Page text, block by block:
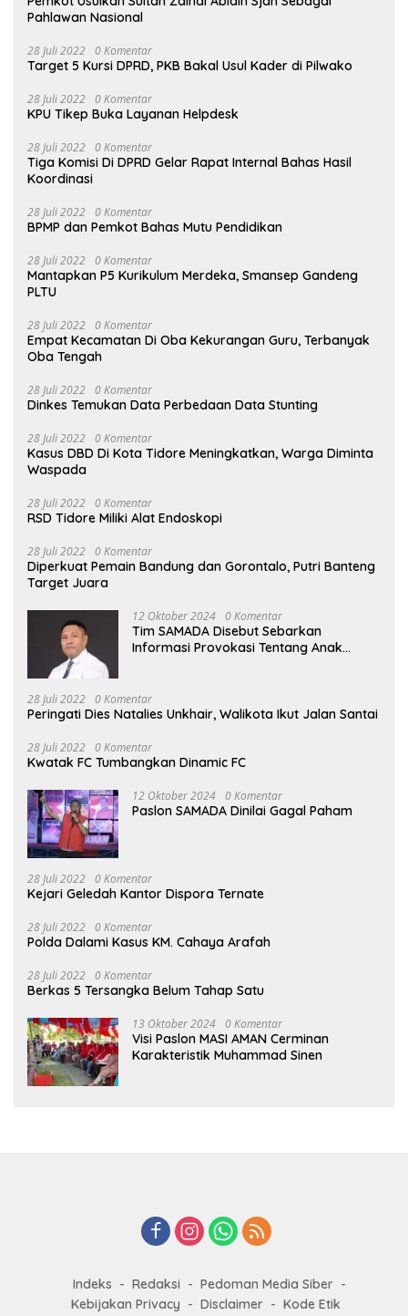
Pahlawan Nasional
28 Juli 2022 0 Komentar
Target 5 Kursi DPRD, PKB Bakal Usul Kader di Pilwako
28 Juli 2022 0 Komentar
KPU Tikep Buka Layanan Helpdesk
28 Juli 2022 0 Komentar
Tiga Komisi Di DPRD Gelar Rapat Internal Bahas Hasil
Koordinasi
28 Juli 2022 0 Komentar
BPMP dan Pemkot Bahas Mutu Pendidikan
28 Juli 2022 0 Komentar
Mantapkan P5 Kurikulum Merdeka, Smansep Gandeng
PLTU
28 Juli 2022 0 Komentar
Empat Kecamatan Di Oba Kekurangan Guru, Terbanyak
Oba Tengah
28 Juli 2022 0 Komentar
Dinkes Temukan Data Perbedaan Data Stunting
28 Juli 2022 0 Komentar
Kasus DBD Di Kota Tidore Meningkatkan, Warga Diminta
Waspada
28 Juli 2022 0 Komentar
RSD Tidore Miliki Alat Endoskopi
28 Juli 2022 0 Komentar
Diperkuat Pemain Bandung dan Gorontalo, Putri Banteng
Target Juara
12 Oktober 2024 0 Komentar
Tim SAMADA Disebut Sebarkan
Informasi Provokasi Tentang Anak
28 Juli 2022 0 Komentar
Peringati Dies Natalies Unkhair, Walikota Ikut Jalan Santai
28 Juli 2022 0 Komentar
Kwatak FC Tumbangkan Dinamic FC
12 Oktober 2024 0 Komentar
Paslon SAMADA Dinilai Gagal Paham
28 Juli 2022 0 Komentar
Kejari Geledah Kantor Dispora Ternate
28 Juli 2022 0 Komentar
Polda Dalami Kasus KM. Cahaya Arafah
28 Juli 2022 0 Komentar
Berkas 5 Tersangka Belum Tahap Satu
13 Oktober 2024 0 Komentar
Visi Paslon MASI AMAN Cerminan
Karakteristik Muhammad Sinen
Indeks Redaksi
Pedoman Media Siber
Kebijakan Privacy
Disclaimer Kode Etik